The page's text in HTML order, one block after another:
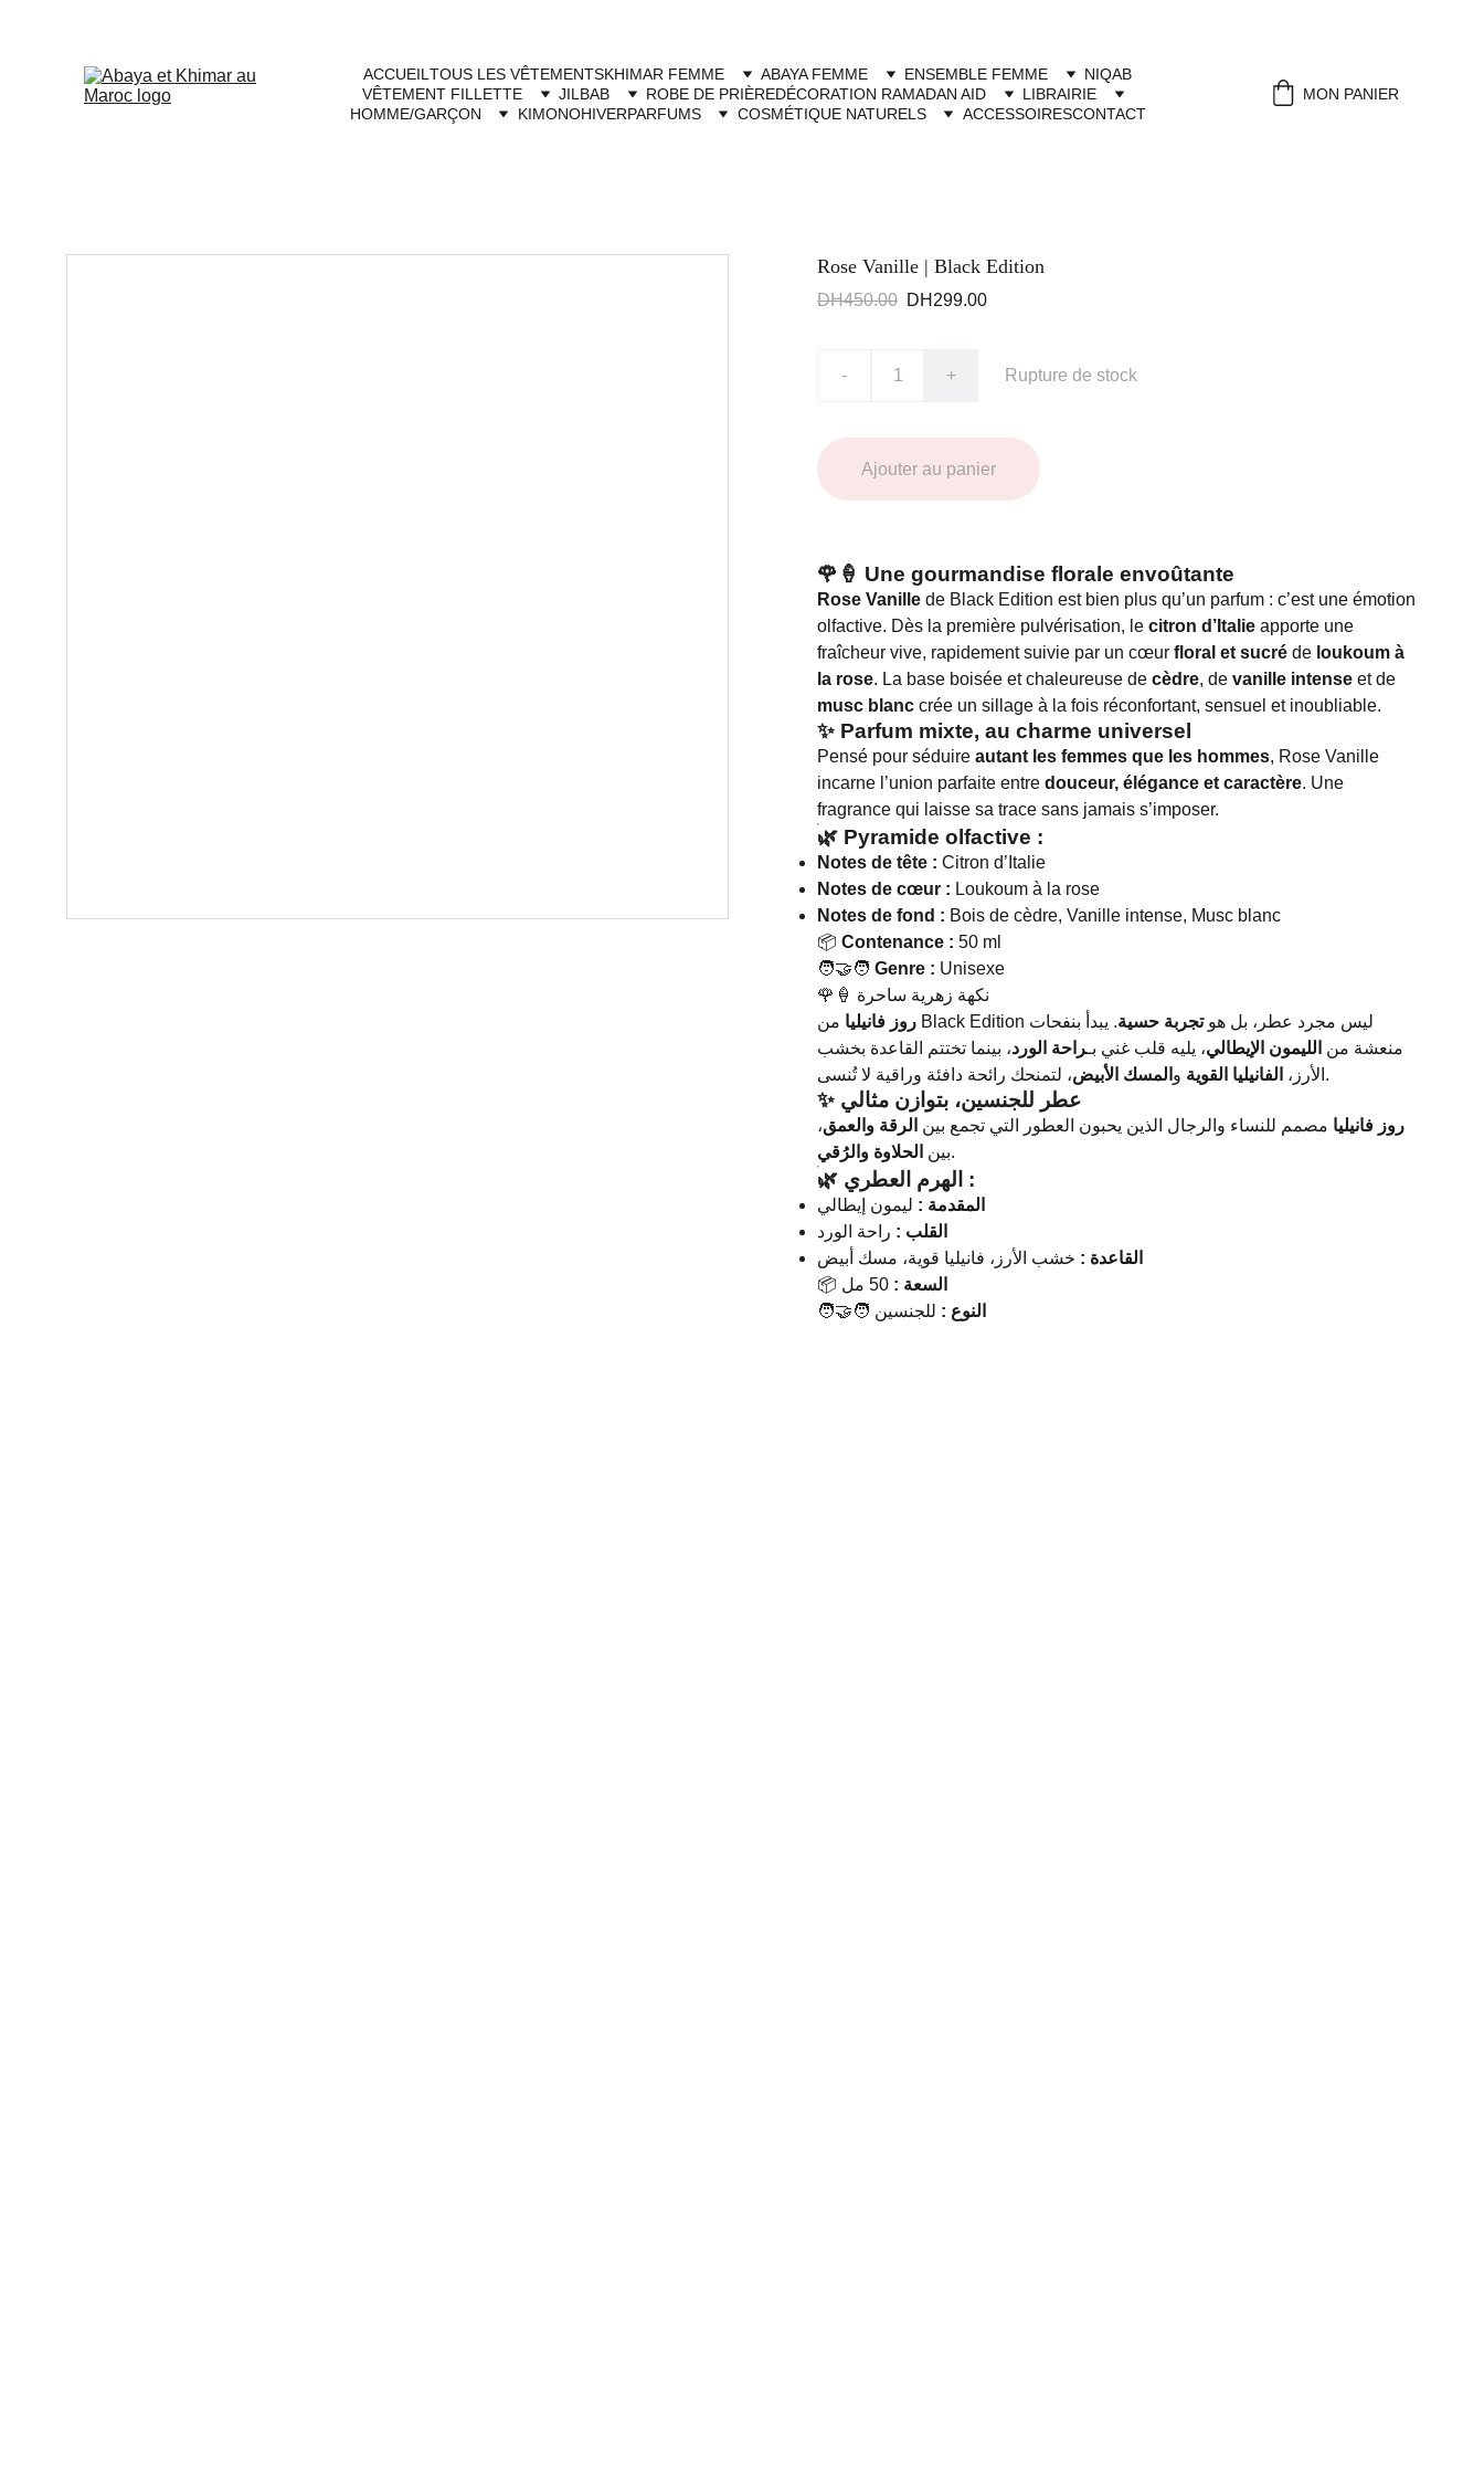
ACCUEIL TOUS LES VÊTEMENTSKHIMAR FEMME ABAYA FEMME ENSEMBLE FEMME
NIQAB
VÊTEMENT FILLETTE
JILBAB ROBE DE PRIÈREDÉCORATION RAMADAN AID
LIBRAIRIE
HOMME/GARÇON
KIMONOHIVERPARFUMS COSMÉTIQUE NATURELS ACCESSOIRESCONTACT
MON PANIER
Rose Vanille | Black Edition
DH450.00 DH299.00
- + Rupture de stock
Ajouter au panier
🌹🍦 Une gourmandise florale envoûtante
Rose Vanille de Black Edition est bien plus qu’un parfum : c’est une émotion
olfactive. Dès la première pulvérisation, le citron d’Italie apporte une
fraîcheur vive, rapidement suivie par un cœur floral et sucré de loukoum à
la rose. La base boisée et chaleureuse de cèdre, de vanille intense et de
musc blanc crée un sillage à la fois réconfortant, sensuel et inoubliable.
✨ Parfum mixte, au charme universel
Pensé pour séduire autant les femmes que les hommes, Rose Vanille
incarne l’union parfaite entre douceur, élégance et caractère. Une
fragrance qui laisse sa trace sans jamais s’imposer.
🌿 Pyramide olfactive :
Notes de tête : Citron d’Italie
Notes de cœur : Loukoum à la rose
Notes de fond : Bois de cèdre, Vanille intense, Musc blanc
📦 Contenance : 50 ml
🧑‍🤝‍🧑 Genre : Unisexe
🌹🍦 نكهة زهرية ساحرة
روز فانيليا
من Black Edition ليس مجرد عطر، بل هوتجربة حسية. يبدأ بنفحات
منعشة من الليمون الإيطالي، يليه قلب غني بـراحة الورد، بينما تختتم القاعدة بخشب
الأرز، الفانيليا القوية و المسك الأبيض ، لتمنحك رائحة دافئة وراقية لا تُنسى.
✨ عطر للجنسين، بتوازن مثالي
روز فانيليا مصمم للنساء والرجال الذين يحبون العطور التي تجمع بين الرقة والعمق،
بين الحلاوة والرُقي .
🌿 الهرم العطري :
المقدمة : ليمون إيطالي
القلب : راحة الورد
القاعدة : خشب الأرز، فانيليا قوية، مسك أبيض
📦
السعة :
🧑‍🤝‍🧑
النوع : للجنسين